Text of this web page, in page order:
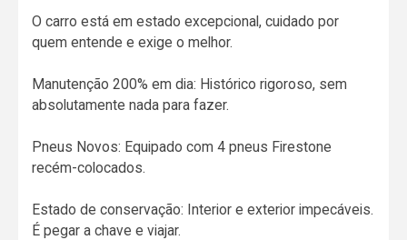
O carro está em estado excepcional, cuidado por
quem entende e exige o melhor.
Manutenção 200% em dia: Histórico rigoroso, sem
absolutamente nada para fazer.
Pneus Novos: Equipado com 4 pneus Firestone
recém-colocados.
Estado de conservação: Interior e exterior impecáveis.
É pegar a chave e viajar.